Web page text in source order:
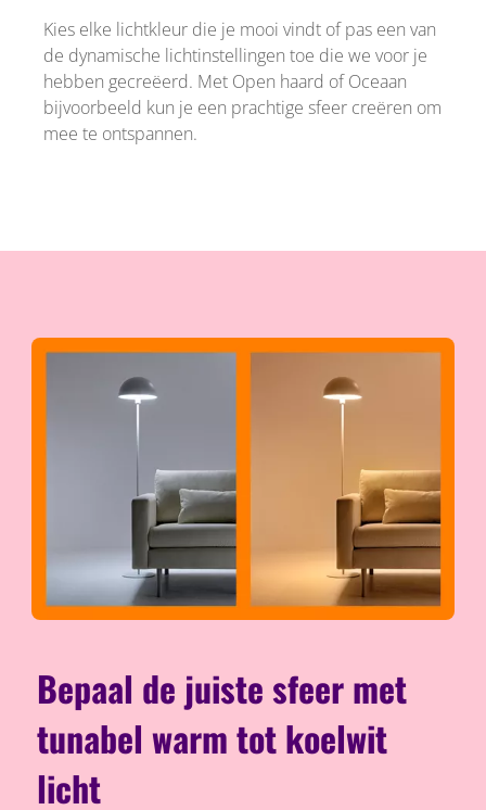
Kies elke lichtkleur die je mooi vindt of pas een van
de dynamische lichtinstellingen toe die we voor je
hebben gecreëerd. Met Open haard of Oceaan
bijvoorbeeld kun je een prachtige sfeer creëren om
mee te ontspannen.
Bepaal de juiste sfeer met
tunabel warm tot koelwit
licht